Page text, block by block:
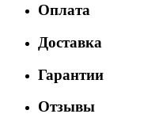
Оплата
Доставка
Гарантии
Отзывы